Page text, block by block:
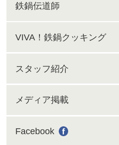
鉄鍋伝道師
VIVA！鉄鍋クッキング
スタッフ紹介
メディア掲載
Facebook